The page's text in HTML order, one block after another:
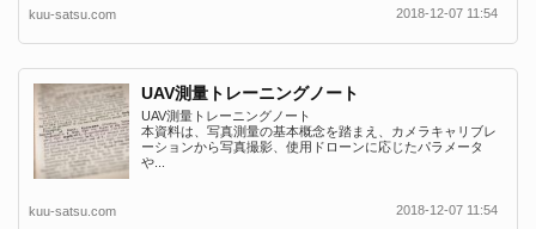
kuu-satsu.com 2018-12-07 11:54
UAV測量トレーニングノート
UAV測量トレーニングノート
本資料は、写真測量の基本概念を踏まえ、カメラキャリブレ
ーションから写真撮影、使用ドローンに応じたパラメータ
や...
kuu-satsu.com 2018-12-07 11:54